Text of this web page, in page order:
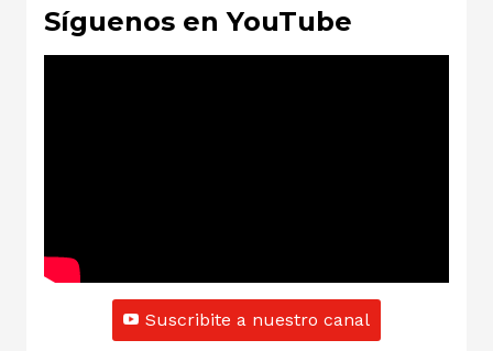
Síguenos en YouTube
Suscribite a nuestro canal